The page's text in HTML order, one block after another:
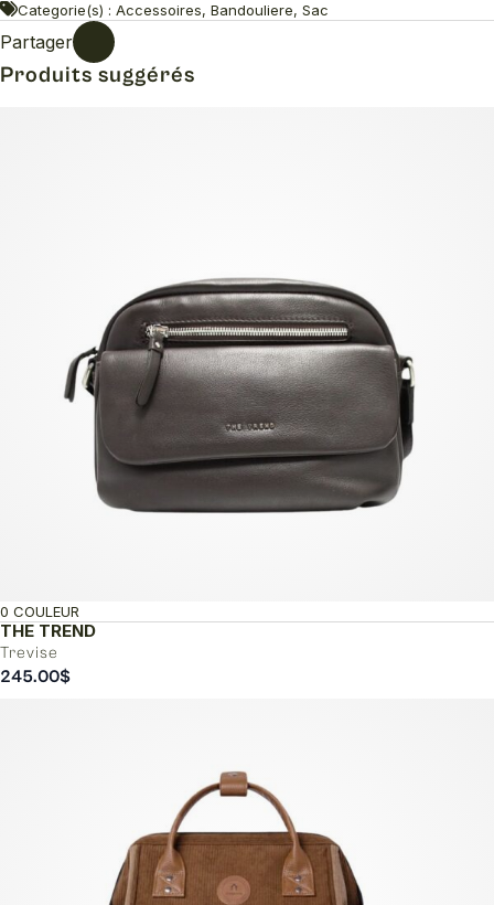
Categorie(s) : Accessoires, Bandouliere, Sac
Partager
Produits suggérés
THE TREND
Trevise
0 COULEUR
245.00$